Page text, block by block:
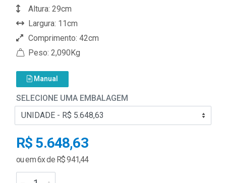
Altura: 29cm
Largura: 11cm
Comprimento: 42cm
Peso: 2,090Kg
Manual
SELECIONE UMA EMBALAGEM
R$ 5.648,63
ou em 6x de R$ 941,44